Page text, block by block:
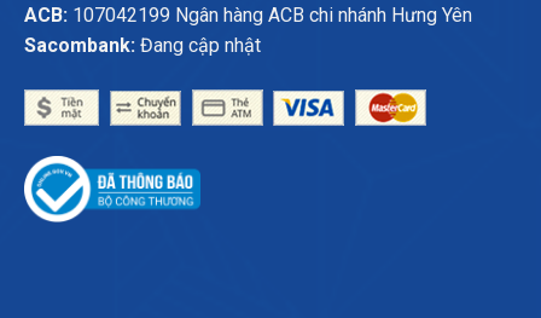
ACB:107042199 Ngân hàng ACB chi nhánh Hưng Yên
Sacombank:Đang cập nhật